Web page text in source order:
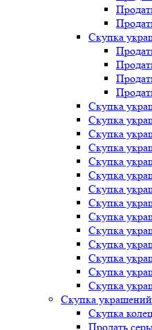
Скупка
Скупка
Скупка
Скупка
Скупка
Скупка
Скупка
Скупка
Скупка
Скупка
Скупка
Скупка
Скупка
Скупка
Скупка
Скупка
Скупка
Продать